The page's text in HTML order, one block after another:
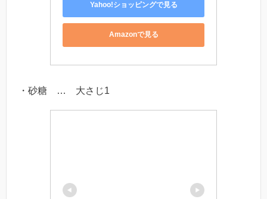
Yahoo!ショッピングで見る
Amazonで見る
・砂糖 … 大さじ1